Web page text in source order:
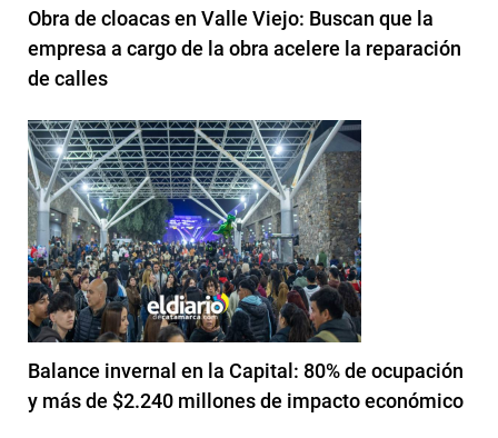
Obra de cloacas en Valle Viejo: Buscan que la
empresa a cargo de la obra acelere la reparación
de calles
Balance invernal en la Capital: 80% de ocupación
y más de $2.240 millones de impacto económico